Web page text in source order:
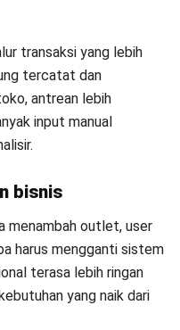
transaksi yang lebih
tercatat dan
antrean lebih
input manual
bisnis
menambah outlet, user
harus mengganti sistem
terasa lebih ringan
yang naik dari